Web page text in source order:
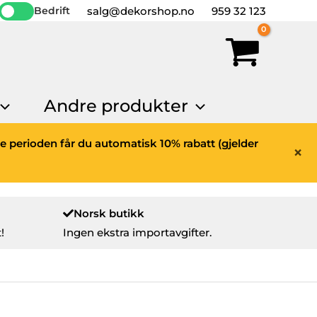
Bedrift salg@dekorshop.no 959 32 123
Andre produkter
×
perioden får du automatisk 10% rabatt (gjelder
Norsk butikk
Ingen ekstra importavgifter.